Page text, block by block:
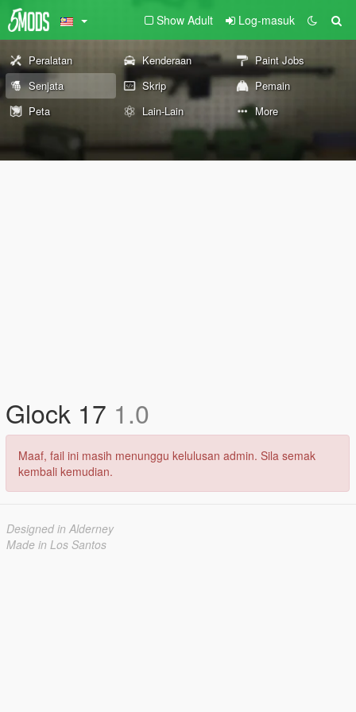
Show Adult Log-masuk
Peralatan Kenderaan
Paint Jobs
Senjata
Skrip
Pemain
Peta
Lain-Lain More
Glock 17 1.0
Maaf, fail ini masih menunggu kelulusan admin. Sila semak
kembali kemudian.
Designed in Alderney
Made in Los Santos